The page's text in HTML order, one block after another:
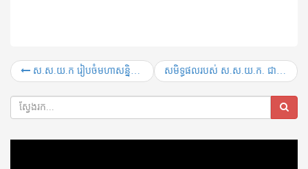
ស.ស.យ.ក រៀបចំ​មហាសន្និបាត​តំណាង​ទូទាំង​ប្រទេស លើកទី៤ ស្របនឹងខួប៤០​ឆ្នាំ​នៃ​កំណើត​ខ្លួន សមិទ្ធផល​របស់ ស.ស.យ.ក. ជាទំនុកចិត្ត​ដល់​ថ្នាក់ដឹក​នាំ និងប្រជាពលរដ្ឋ​ ដែល​បង្ហាញពី​សក្តានុពល និងសមត្ថភាព​នៃការដឹកនាំ​ប្រទេស​នៅ​ថ្ងៃ​អនាគត